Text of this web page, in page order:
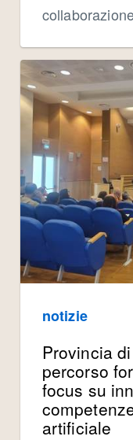
notizie
Provincia
percorso
focus su
artificiale